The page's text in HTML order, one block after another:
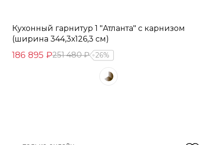
Кухонный гарнитур 1 "Атланта" с карнизом
(ширина 344,3х126,3 см)
186 895 ₽251 480 ₽ 26%